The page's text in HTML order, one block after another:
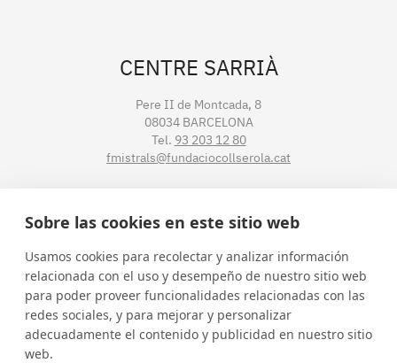
CENTRE SARRIÀ
Pere II de Montcada, 8
08034 BARCELONA
Tel. 93 203 12 80
fmistrals@fundaciocollserola.cat
CENTRE TIBIDABO
Lluís Muntadas, 3-5-7
08035 BARCELONA
Tel.93 211 89 54
fmistralt@fundaciocollserola.cat
Sobre las cookies en este sitio web
Usamos cookies para recolectar y analizar información
relacionada con el uso y desempeño de nuestro sitio web
para poder proveer funcionalidades relacionadas con las
redes sociales, y para mejorar y personalizar
adecuadamente el contenido y publicidad en nuestro sitio
web.